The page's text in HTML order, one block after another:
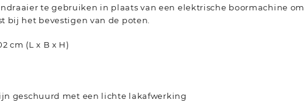
te gebruiken in plaats van een elektrische boormachine om
bij het bevestigen van de poten.
cm (L x B x H)
geschuurd met een lichte lakafwerking